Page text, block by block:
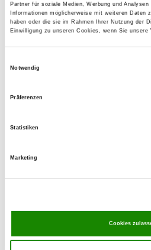
Partner für soziale Medien, Werbung und
Informationen möglicherweise mit weiteren Daten
haben oder die sie im Rahmen Ihrer Nutzung der
Einwilligung zu unseren Cookies, wenn Sie unsere
Notwendig
Präferenzen
Statistiken
Marketing
Cookies
OG - Straelen-Zand/
Sanger Weg 8
Am Reitplatz 25
Hockender Str. 5 A
46519 Alpen-Veen
OG - Xanten/Rhld.
46509 Xanten